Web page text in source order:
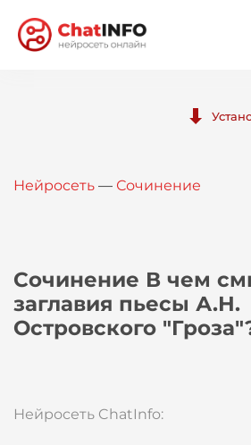
Вход
Нейросеть — Сочинение
Сочинение В чем
заглавия пьесы А.Н.
Островского
Нейросеть ChatInfo: